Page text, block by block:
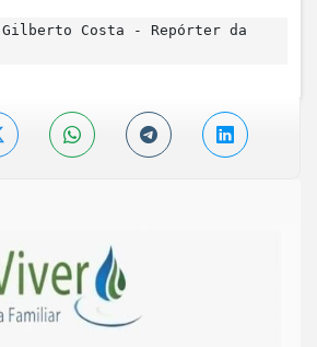
Gilberto Costa - Repórter da